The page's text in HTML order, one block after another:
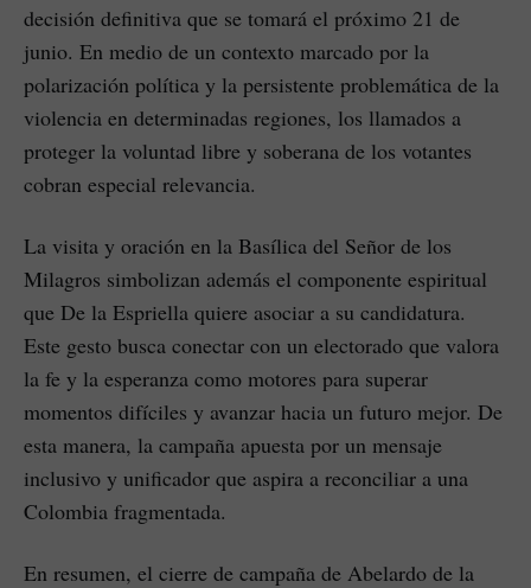
decisión definitiva que se tomará el próximo 21 de
junio. En medio de un contexto marcado por la
polarización política y la persistente problemática de la
violencia en determinadas regiones, los llamados a
proteger la voluntad libre y soberana de los votantes
cobran especial relevancia.
La visita y oración en la Basílica del Señor de los
Milagros simbolizan además el componente espiritual
que De la Espriella quiere asociar a su candidatura.
Este gesto busca conectar con un electorado que valora
la fe y la esperanza como motores para superar
momentos difíciles y avanzar hacia un futuro mejor. De
esta manera, la campaña apuesta por un mensaje
inclusivo y unificador que aspira a reconciliar a una
Colombia fragmentada.
En resumen, el cierre de campaña de Abelardo de la